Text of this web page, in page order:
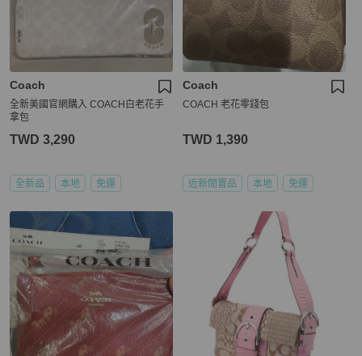
Coach
全新美國官網購入 COACH白老花手
拿包
TWD 3,290
全新品 本地 免運
Coach
COACH 老花零錢包
TWD 1,390
近新閒置品 本地 免運